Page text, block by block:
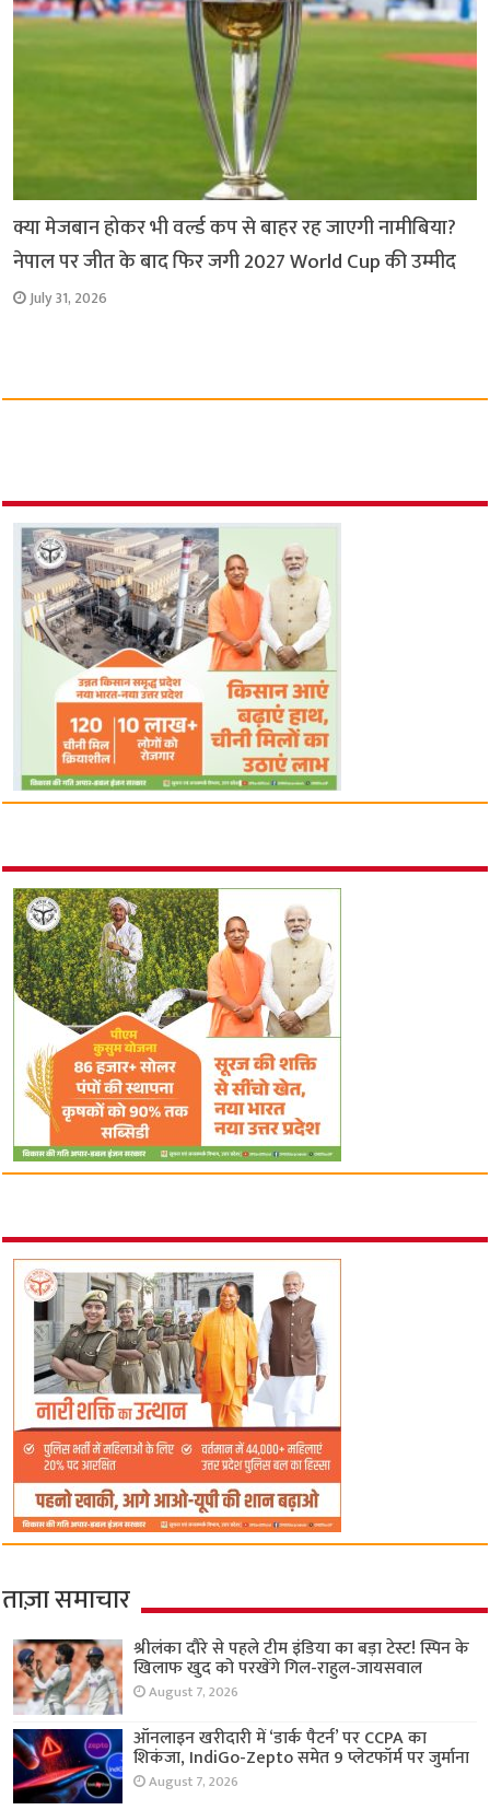
क्या मेजबान होकर भी वर्ल्ड कप से बाहर रह जाएगी नामीबिया?
नेपाल पर जीत के बाद फिर जगी 2027 World Cup की उम्मीद
July 31, 2026
ताज़ा समाचार
श्रीलंका दौरे से पहले टीम इंडिया का बड़ा टेस्ट! स्पिन के
खिलाफ खुद को परखेंगे गिल-राहुल-जायसवाल
August 7, 2026
ऑनलाइन खरीदारी में ‘डार्क पैटर्न’ पर CCPA का
शिकंजा, IndiGo-Zepto समेत 9 प्लेटफॉर्म पर जुर्माना
August 7, 2026